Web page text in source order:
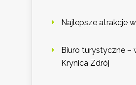
Najlepsze atrakcje
Biuro turystyczne –
Krynica Zdrój